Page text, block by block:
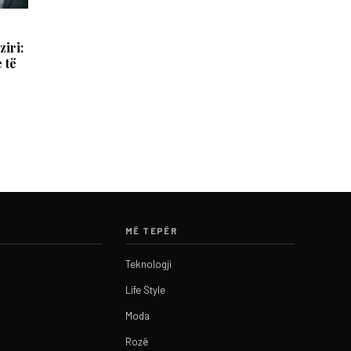
të
MË TEPËR
Teknologji
Life Style
Moda
Rozë